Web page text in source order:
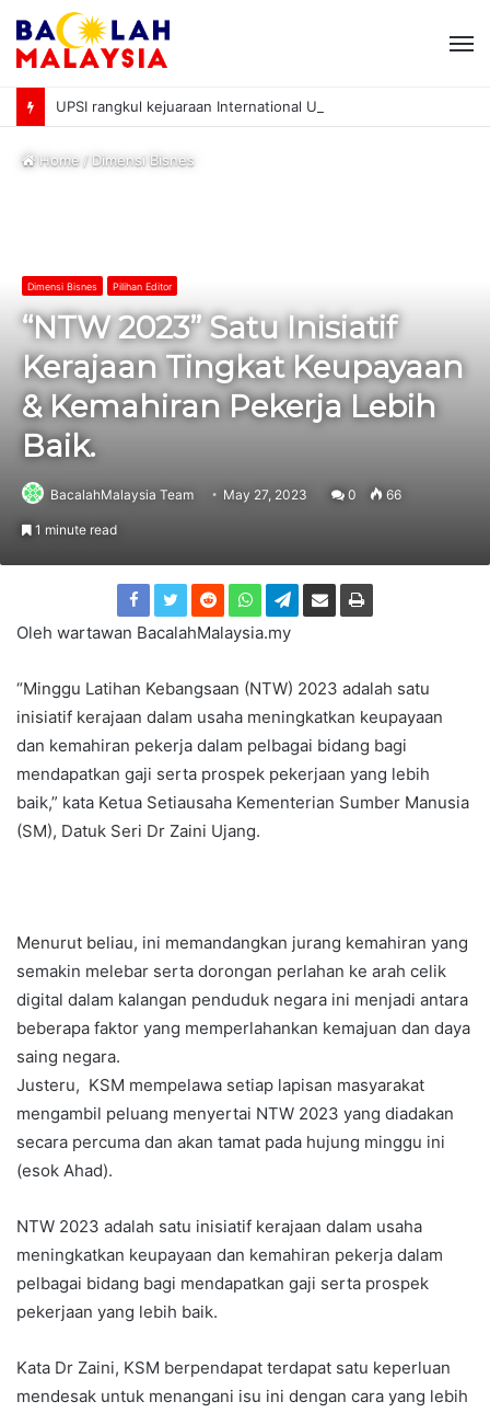
Home/Dimensi Bisnes
Dimensi Bisnes Pilihan Editor
“NTW 2023” Satu Inisiatif
Kerajaan Tingkat Keupayaan
& Kemahiran Pekerja Lebih
Baik.
BacalahMalaysia Team May 27, 2023 0 66
1 minute read
Oleh wartawan BacalahMalaysia.my
“Minggu Latihan Kebangsaan (NTW) 2023 adalah satu
inisiatif kerajaan dalam usaha meningkatkan keupayaan
dan kemahiran pekerja dalam pelbagai bidang bagi
mendapatkan gaji serta prospek pekerjaan yang lebih
baik,” kata Ketua Setiausaha Kementerian Sumber Manusia
(SM), Datuk Seri Dr Zaini Ujang.
Menurut beliau, ini memandangkan jurang kemahiran yang
semakin melebar serta dorongan perlahan ke arah celik
digital dalam kalangan penduduk negara ini menjadi antara
beberapa faktor yang memperlahankan kemajuan dan daya
saing negara.
Justeru, KSM mempelawa setiap lapisan masyarakat
mengambil peluang menyertai NTW 2023 yang diadakan
secara percuma dan akan tamat pada hujung minggu ini
(esok Ahad).
NTW 2023 adalah satu inisiatif kerajaan dalam usaha
meningkatkan keupayaan dan kemahiran pekerja dalam
pelbagai bidang bagi mendapatkan gaji serta prospek
pekerjaan yang lebih baik.
Kata Dr Zaini, KSM berpendapat terdapat satu keperluan
mendesak untuk menangani isu ini dengan cara yang lebih